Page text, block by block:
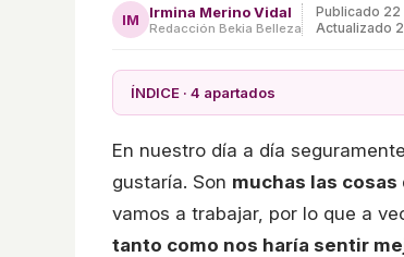
IM Irmina Merino Vidal
Redacción Bekia Belleza
Publicado 22
Actualizado
ÍNDICE · 4 apartados
En nuestro día a día
gustaría. Son muchas las
vamos a trabajar, por lo que a
tanto como nos haría sentir